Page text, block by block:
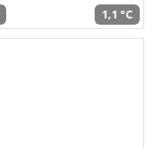
1,1 °C